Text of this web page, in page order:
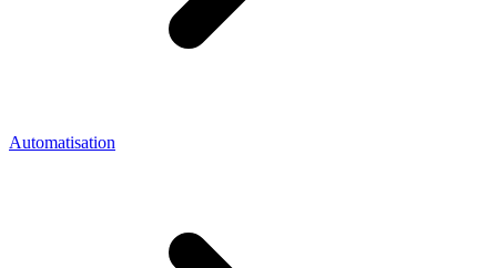
Automatisation